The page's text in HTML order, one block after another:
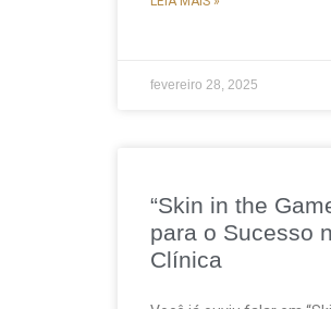
fevereiro 28, 2025
“Skin in the
para o Sucesso
Clínica